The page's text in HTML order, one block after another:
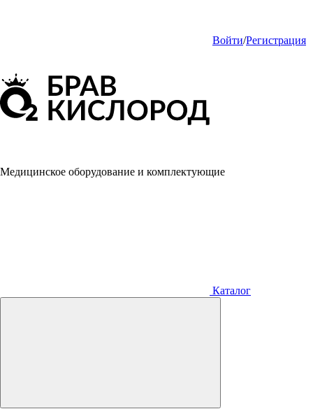
Войти/Регистрация
Медицинское оборудование и комплектующие
Каталог